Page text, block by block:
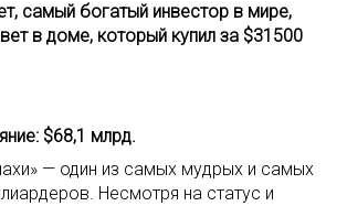
самый богатый инвестор в мире,
в доме, который купил за $31500
$68,1 млрд.
— один из самых мудрых и самых
Несмотря на статус и